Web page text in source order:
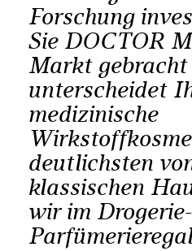
Forschung
Sie DOCTOR
Markt gebracht
unterscheidet
medizinische
deutlichsten
klassischen
wir im